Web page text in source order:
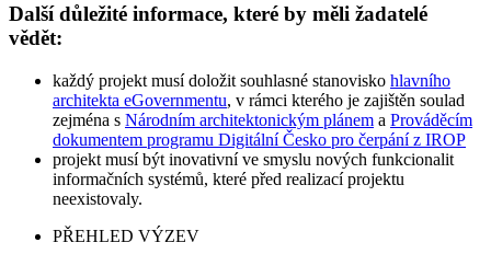
Další důležité informace, které by měli žadatelé
vědět:
každý projekt musí doložit souhlasné stanovisko hlavního
architekta eGovernmentu, v rámci kterého je zajištěn soulad
zejména s Národním architektonickým plánem a Prováděcím
dokumentem programu Digitální Česko pro čerpání z IROP
projekt musí být inovativní ve smyslu nových funkcionalit
informačních systémů, které před realizací projektu
neexistovaly.
PŘEHLED VÝZEV